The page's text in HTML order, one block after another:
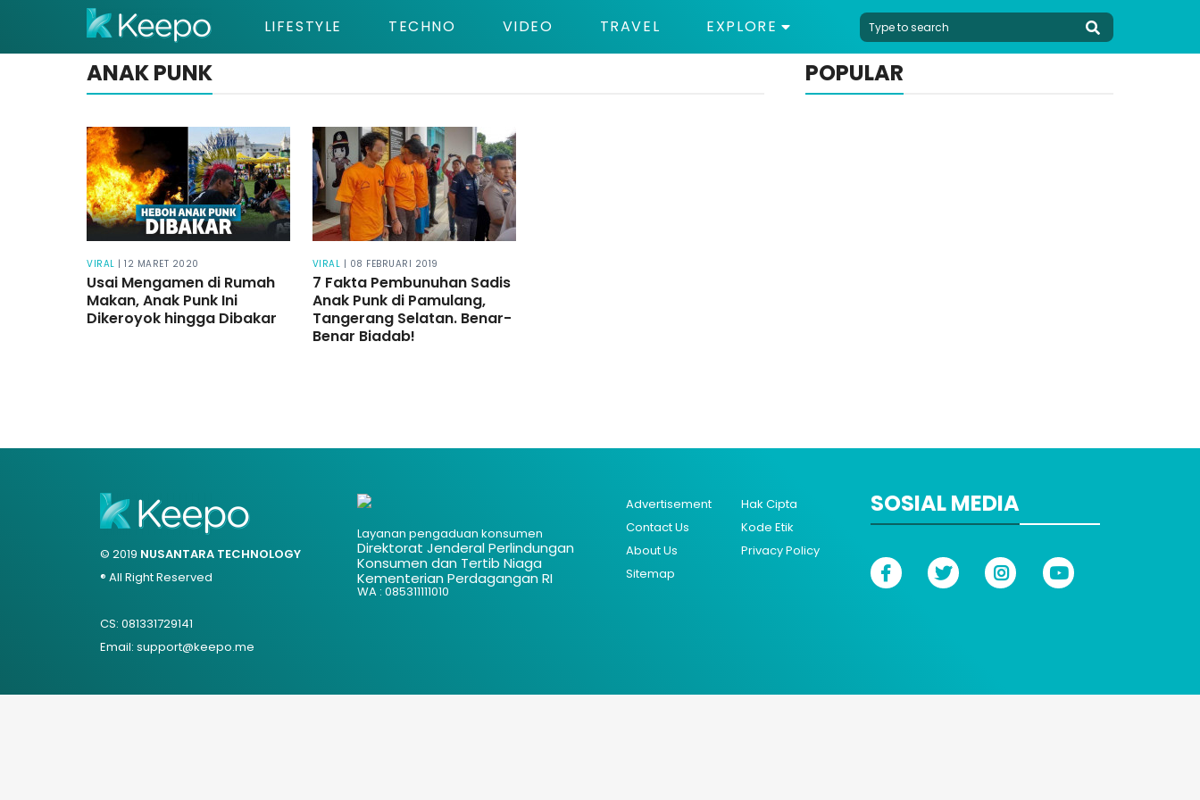
LIFESTYLE TECHNO VIDEO TRAVEL EXPLORE
ANAK PUNK
VIRAL | 12 MARET 2020
Usai Mengamen di Rumah
Makan, Anak Punk Ini
Dikeroyok hingga Dibakar
VIRAL | 08 FEBRUARI 2019
7 Fakta Pembunuhan Sadis
Anak Punk di Pamulang,
Tangerang Selatan. Benar-
Benar Biadab!
POPULAR
© 2019 NUSANTARA TECHNOLOGY
® All Right Reserved
CS: 081331729141
Email: support@keepo.me
Layanan pengaduan konsumen
Direktorat Jenderal Perlindungan
Konsumen dan Tertib Niaga
Kementerian Perdagangan RI
WA : 085311111010
Advertisement
Hak Cipta
Contact Us
Kode Etik
About Us
Privacy Policy
Sitemap
SOSIAL MEDIA